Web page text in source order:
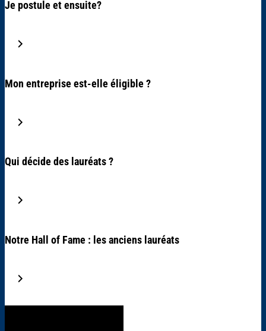
Je postule et ensuite?
Mon entreprise est-elle éligible ?
Qui décide des lauréats ?
Notre Hall of Fame : les anciens lauréats